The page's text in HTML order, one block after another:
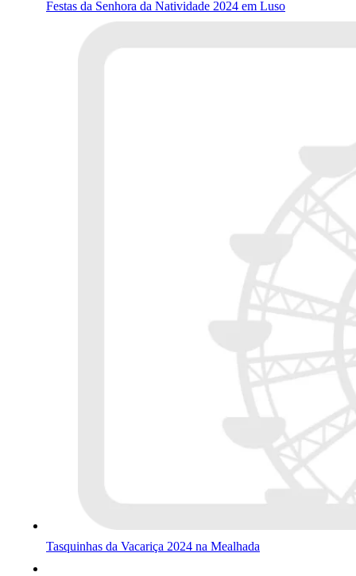
Festas da Senhora da Natividade 2024 em Luso
Tasquinhas da Vacariça 2024 na Mealhada